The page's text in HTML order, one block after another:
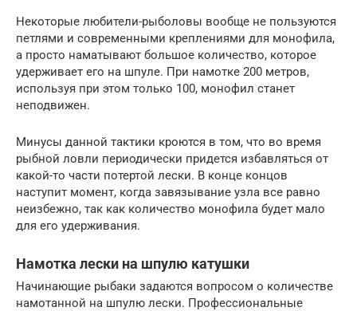
Некоторые любители-рыболовы вообще не пользуются
петлями и современными креплениями для монофила,
а просто наматывают большое количество, которое
удерживает его на шпуле. При намотке 200 метров,
используя при этом только 100, монофил станет
неподвижен.
Минусы данной тактики кроются в том, что во время
рыбной ловли периодически придется избавляться от
какой-то части потертой лески. В конце концов
наступит момент, когда завязывание узла все равно
неизбежно, так как количество монофила будет мало
для его удерживания.
Намотка лески на шпулю катушки
Начинающие рыбаки задаются вопросом о количестве
намотанной на шпулю лески. Профессиональные